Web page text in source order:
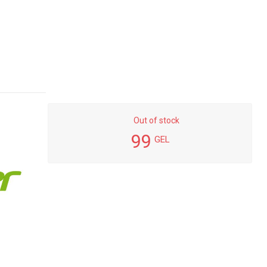
Out of stock
99 GEL